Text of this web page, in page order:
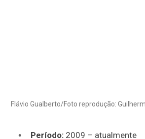
Flávio Gualberto/Foto reprodução:
Período: 2009 – atualmente